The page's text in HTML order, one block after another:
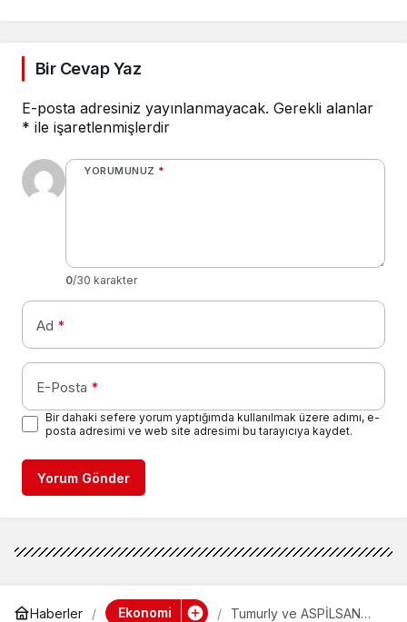
Bir Cevap Yaz
E-posta adresiniz yayınlanmayacak. Gerekli alanlar
* ile işaretlenmişlerdir
YORUMUNUZ *
0/30 karakter
Ad *
E-Posta *
Bir dahaki sefere yorum yaptığımda kullanılmak üzere adımı, e-
posta adresimi ve web site adresimi bu tarayıcıya kaydet.
Yorum Gönder
Haberler Ekonomi
Tumurly ve ASPİLSAN